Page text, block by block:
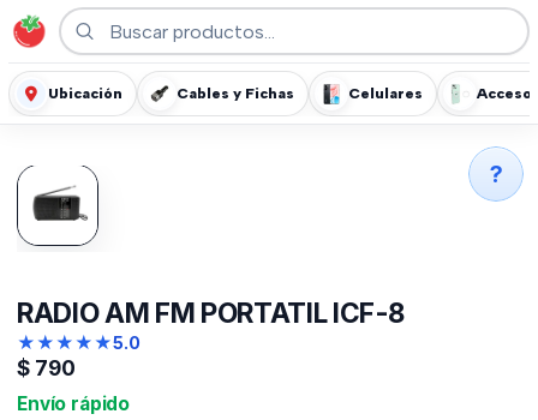
Ubicación Cables y Fichas Celulares
RADIO AM FM PORTATIL ICF-8
★★★★★5.0
$ 790
Envío rápido
?